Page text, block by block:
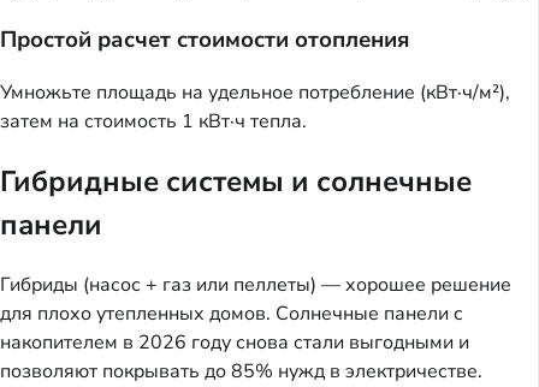
Простой расчет стоимости отопления
Умножьте площадь на удельное потребление (кВт·ч/м²),
затем на стоимость 1 кВт·ч тепла.
Гибридные системы и солнечные
панели
Гибриды (насос + газ или пеллеты) — хорошее решение
для плохо утепленных домов. Солнечные панели с
накопителем в 2026 году снова стали выгодными и
позволяют покрывать до 85% нужд в электричестве.